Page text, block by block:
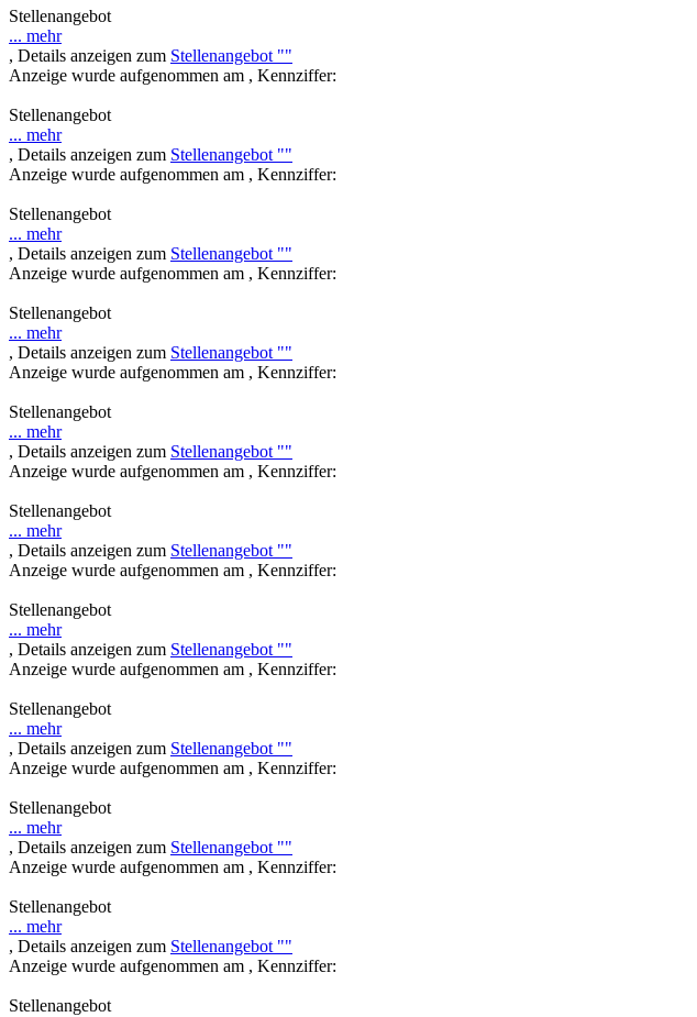
Stellenangebot
... mehr
, Details anzeigen zum Stellenangebot ""
Anzeige wurde aufgenommen am , Kennziffer:
Stellenangebot
... mehr
, Details anzeigen zum Stellenangebot ""
Anzeige wurde aufgenommen am , Kennziffer:
Stellenangebot
... mehr
, Details anzeigen zum Stellenangebot ""
Anzeige wurde aufgenommen am , Kennziffer:
Stellenangebot
... mehr
, Details anzeigen zum Stellenangebot ""
Anzeige wurde aufgenommen am , Kennziffer:
Stellenangebot
... mehr
, Details anzeigen zum Stellenangebot ""
Anzeige wurde aufgenommen am , Kennziffer:
Stellenangebot
... mehr
, Details anzeigen zum Stellenangebot ""
Anzeige wurde aufgenommen am , Kennziffer:
Stellenangebot
... mehr
, Details anzeigen zum Stellenangebot ""
Anzeige wurde aufgenommen am , Kennziffer:
Stellenangebot
... mehr
, Details anzeigen zum Stellenangebot ""
Anzeige wurde aufgenommen am , Kennziffer:
Stellenangebot
... mehr
, Details anzeigen zum Stellenangebot ""
Anzeige wurde aufgenommen am , Kennziffer:
Stellenangebot
... mehr
, Details anzeigen zum Stellenangebot ""
Anzeige wurde aufgenommen am , Kennziffer:
Stellenangebot